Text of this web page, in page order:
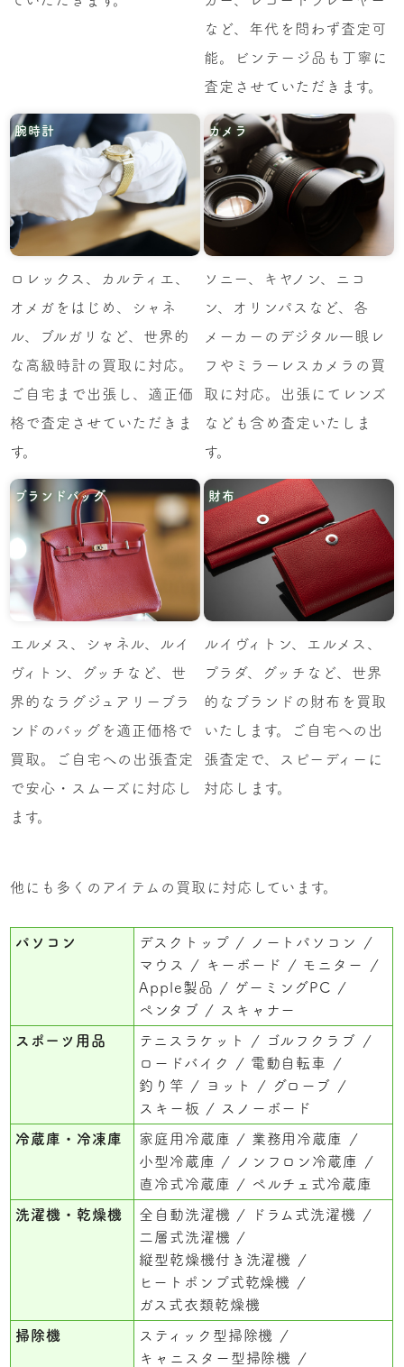
など、年代を問わず査定可
能。ビンテージ品も丁寧に
査定させていただきます。
腕時計
ロレックス、カルティエ、
オメガをはじめ、シャネ
ル、ブルガリなど、世界的
な高級時計の買取に対応。
ご自宅まで出張し、適正価
格で査定させていただきま
す。
カメラ
ソニー、キヤノン、ニコ
ン、オリンパスなど、各
メーカーのデジタル一眼レ
フやミラーレスカメラの買
取に対応。出張にてレンズ
なども含め査定いたしま
す。
ブランドバッグ
エルメス、シャネル、ルイ
ヴィトン、グッチなど、世
界的なラグジュアリーブラ
ンドのバッグを適正価格で
買取。ご自宅への出張査定
で安心・スムーズに対応し
ます。
財布
ルイヴィトン、エルメス、
プラダ、グッチなど、世界
的なブランドの財布を買取
いたします。ご自宅への出
張査定で、スピーディーに
対応します。
他にも多くのアイテムの買取に対応しています。
パソコン デスクトップ
ノートパソコン
マウス
キーボード
モニター
Apple製品
ゲーミングPC
ペンタブ
スキャナー
スポーツ用品 テニスラケット
ゴルフクラブ
ロードバイク
電動自転車
釣り竿
ヨット
グローブ
スキー板
スノーボード
冷蔵庫・冷凍庫 家庭用冷蔵庫
業務用冷蔵庫
小型冷蔵庫
ノンフロン冷蔵庫
直冷式冷蔵庫
ペルチェ式冷蔵庫
洗濯機・乾燥機 全自動洗濯機
ドラム式洗濯機
二層式洗濯機
縦型乾燥機付き洗濯機
ヒートポンプ式乾燥機
ガス式衣類乾燥機
掃除機
スティック型掃除機
キャニスター型掃除機